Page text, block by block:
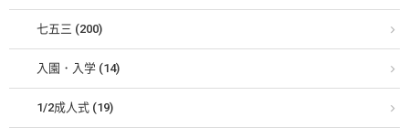
七五三 (200)
入園・入学 (14)
1/2成人式 (19)